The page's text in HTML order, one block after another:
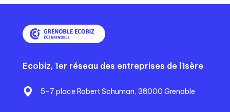
Ecobiz, 1er réseau des entreprises de l'Isère
5-7 place Robert Schuman, 38000 Grenoble